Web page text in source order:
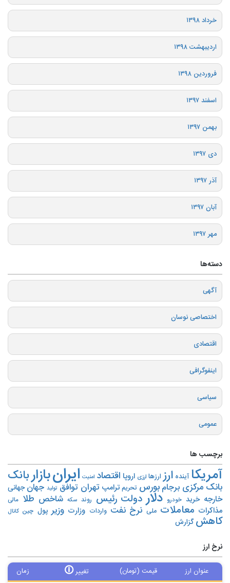
خرداد ۱۳۹۸
اردیبهشت ۱۳۹۸
فروردین ۱۳۹۸
اسفند ۱۳۹۷
بهمن ۱۳۹۷
دی ۱۳۹۷
آذر ۱۳۹۷
آبان ۱۳۹۷
مهر ۱۳۹۷
دسته‌ها
آگهی
اختصاصی نوسان
اقتصادی
اینفوگرافی
سیاسی
عمومی
برچسب ها
آمریکا آینده ارز ارزها ارزی اروپا اقتصاد امنیت ایرانبازار بانک
بانک مرکزی برجام بورس تحریم‌ ترامپ تهران توافق تولید جهان جهانی
خارجه خرید خودرو دلار دولت رئیس روند سکه شاخص طلا مالی
مذاکرات معاملات ملی نرخ نفت واردات وزارت وزیر پول چین کانال
کاهش گزارش
نرخ ارز
عنوان ارز قیمت (تومان) تغییر🛈 زمان